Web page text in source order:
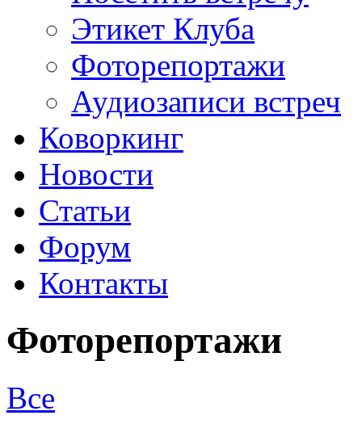
Этикет Клуба
Фоторепортажи
Аудиозаписи встреч
Коворкинг
Новости
Статьи
Форум
Контакты
Фоторепортажи
Все